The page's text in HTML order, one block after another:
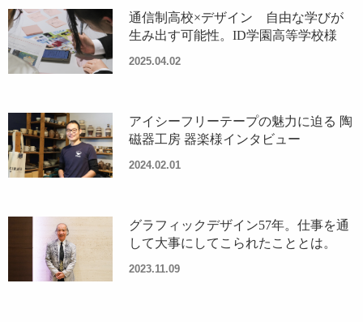
通信制高校×デザイン 自由な学びが
生み出す可能性。ID学園高等学校様
2025.04.02
アイシーフリーテープの魅力に迫る 陶
磁器工房 器楽様インタビュー
2024.02.01
グラフィックデザイン57年。仕事を通
して大事にしてこられたこととは。
2023.11.09